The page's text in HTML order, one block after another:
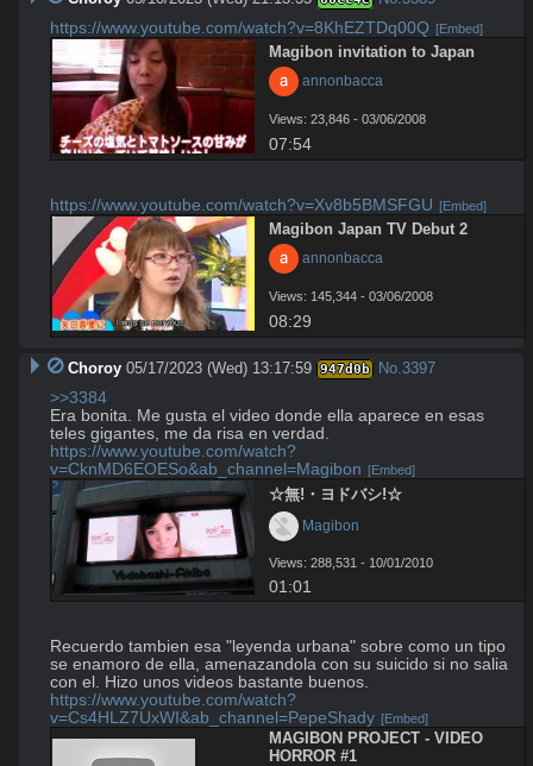
https://www.youtube.com/watch?v=8KhEZTDq00Q [Embed]
Magibon invitation to Japan
annonbacca
Views: 23,846 - 03/06/2008
07:54
https://www.youtube.com/watch?v=Xv8b5BMSFGU [Embed]
Magibon Japan TV Debut 2
annonbacca
Views: 145,344 - 03/06/2008
08:29
Choroy 05/17/2023 (Wed) 13:17:59 947d0b No. 3397
>>3384
Era bonita. Me gusta el video donde ella aparece en esas
https://www.youtube.com/watch?
v=CknMD6EOESo&ab_channel=Magibon [Embed]
☆無!・ヨドバシ!☆
Magibon
Views: 288,531 - 10/01/2010
01:01
Recuerdo tambien esa "leyenda urbana" sobre como un tipo
se enamoro de ella, amenazandola con su suicido si no salia
https://www.youtube.com/watch?
v=Cs4HLZ7UxWI&ab_channel=PepeShady [Embed]
MAGIBON PROJECT - VIDEO
HORROR #1